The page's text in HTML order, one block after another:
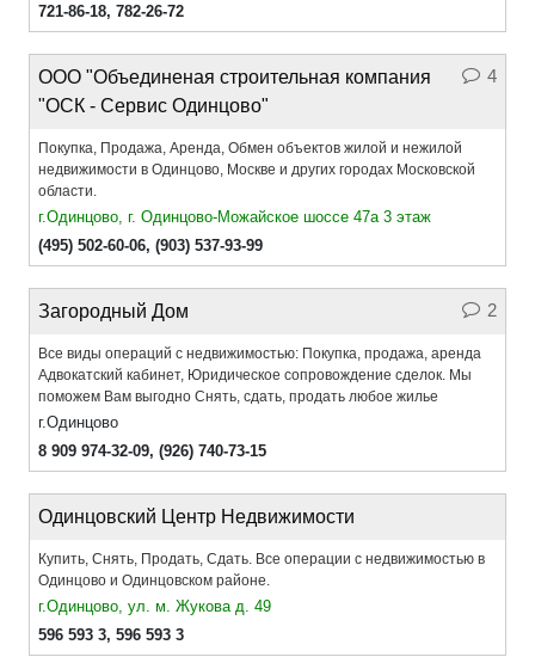
721-86-18, 782-26-72
4
ООО "Объединеная строительная компания
"ОСК - Сервис Одинцово"
Покупка, Продажа, Аренда, Обмен объектов жилой и нежилой
недвижимости в Одинцово, Москве и других городах Московской
области.
г.Одинцово, г. Одинцово-Можайское шоссе 47а 3 этаж
(495) 502-60-06, (903) 537-93-99
2
Загородный Дом
Все виды операций с недвижимостью: Покупка, продажа, аренда
Адвокатский кабинет, Юридическое сопровождение сделок. Мы
поможем Вам выгодно Снять, сдать, продать любое жилье
г.Одинцово
8 909 974-32-09, (926) 740-73-15
Одинцовский Центр Недвижимости
Купить, Снять, Продать, Сдать. Все операции с недвижимостью в
Одинцово и Одинцовском районе.
г.Одинцово, ул. м. Жукова д. 49
596 593 3, 596 593 3